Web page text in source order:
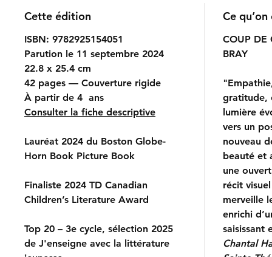
Cette édition
ISBN: 9782925154051
Parution le 11 septembre 2024
22.8 x 25.4 cm
42 pages — Couverture rigide
À partir de 4 ans
Consulter la fiche descriptive
Lauréat 2024 du Boston Globe-
Horn Book Picture Book
Finaliste 2024 TD Canadian
Children’s Literature Award
Top 20 – 3e cycle, sélection 2025
de J'enseigne avec la littérature
Ce
COUP DE
BRAY
gratitude,
lumière
vers un
nouveau
beauté et
une
récit
merveille
enrichi
Chantal